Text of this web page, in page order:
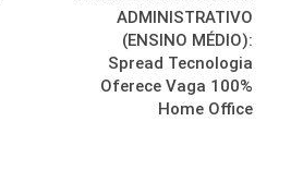
ADMINISTRATIVO
(ENSINO MÉDIO):
Spread Tecnologia
Oferece Vaga 100%
Home Office